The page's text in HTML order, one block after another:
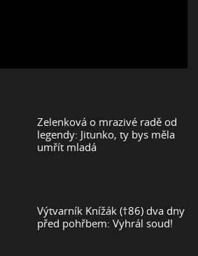
Zelenková o mrazivé radě od
legendy: Jitunko, ty bys měla
umřít mladá
Výtvarník Knížák (†86) dva dny
před pohřbem: Vyhrál soud!